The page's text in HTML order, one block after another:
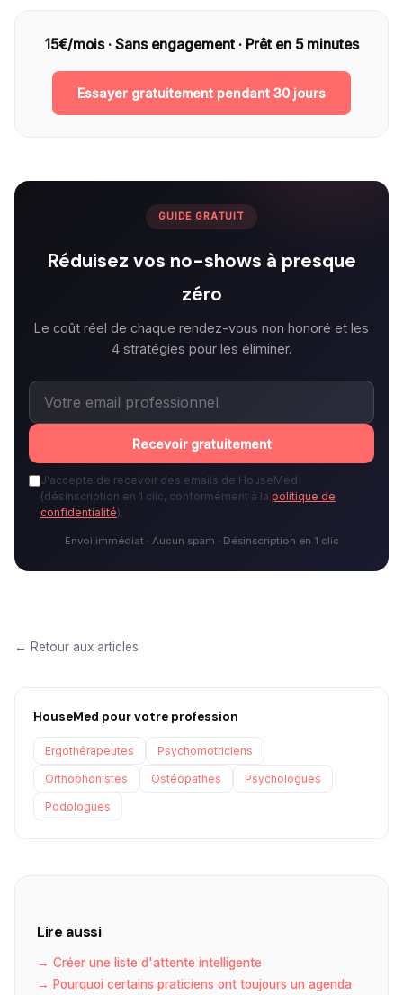
15€/mois · Sans engagement · Prêt en 5 minutes
Essayer gratuitement pendant 30 jours
GUIDE GRATUIT
Réduisez vos no-shows à presque
zéro
Le coût réel de chaque rendez-vous non honoré et les
4 stratégies pour les éliminer.
Recevoir gratuitement
J'accepte de recevoir des emails de HouseMed
(désinscription en 1 clic, conformément à la politique de
confidentialité).
Envoi immédiat · Aucun spam · Désinscription en 1 clic
← Retour aux articles
HouseMed pour votre profession
Ergothérapeutes Psychomotriciens
Orthophonistes Ostéopathes Psychologues
Podologues
Lire aussi
→ Créer une liste d'attente intelligente
→ Pourquoi certains praticiens ont toujours un agenda